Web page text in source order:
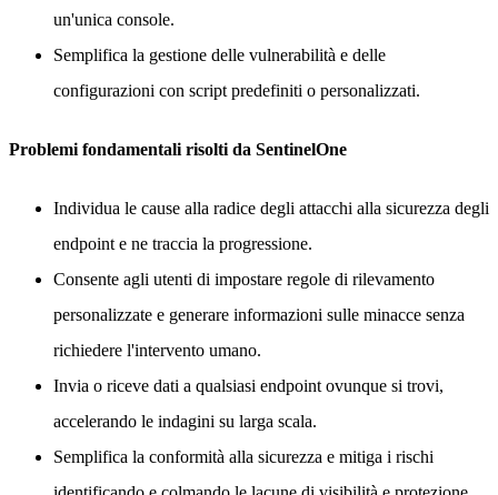
un'unica console.
Semplifica la gestione delle vulnerabilità e delle
configurazioni con script predefiniti o personalizzati.
Problemi fondamentali risolti da SentinelOne
Individua le cause alla radice degli attacchi alla sicurezza degli
endpoint e ne traccia la progressione.
Consente agli utenti di impostare regole di rilevamento
personalizzate e generare informazioni sulle minacce senza
richiedere l'intervento umano.
Invia o riceve dati a qualsiasi endpoint ovunque si trovi,
accelerando le indagini su larga scala.
Semplifica la conformità alla sicurezza e mitiga i rischi